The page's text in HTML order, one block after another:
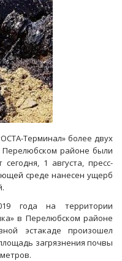
Терминал» более двух
районе были
1 августа, пресс-
среде нанесен ущерб
года на территории
в Перелюбском районе
эстакаде произошел
загрязнения почвы